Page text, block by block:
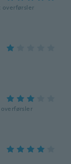
overførsler
overførsler